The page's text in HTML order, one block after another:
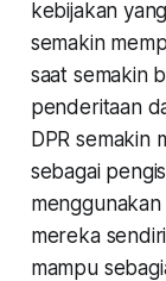
kebijakan
semakin
saat semakin
penderitaan
DPR semakin
sebagai
mereka
mampu